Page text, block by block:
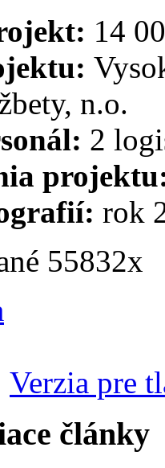
14
n.o.
2
rok
55832x
Verzia pre
články